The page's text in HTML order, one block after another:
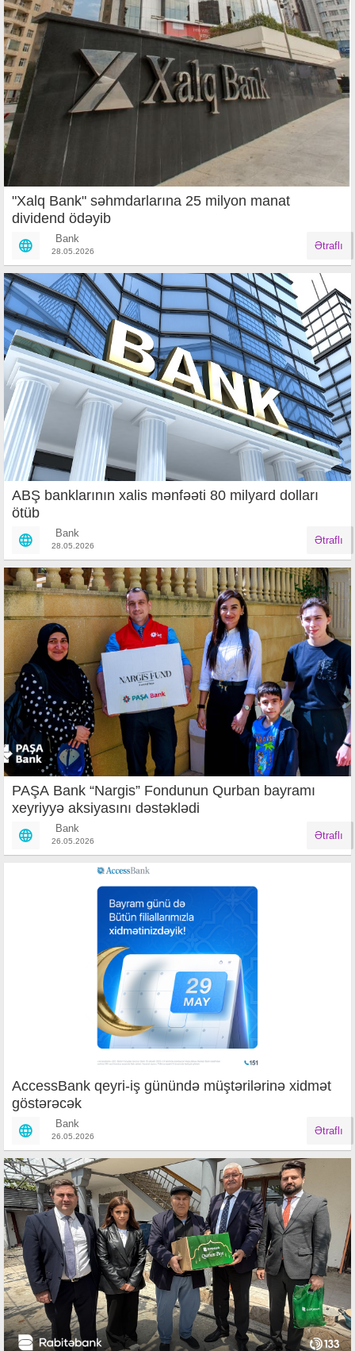
"Xalq Bank" səhmdarlarına 25 milyon manat
dividend ödəyib
Bank
28.05.2026 Ətraflı
ABŞ banklarının xalis mənfəəti 80 milyard dolları
ötüb
Bank
28.05.2026 Ətraflı
PAŞA Bank “Nargis” Fondunun Qurban bayramı
xeyriyyə aksiyasını dəstəklədi
Bank
26.05.2026 Ətraflı
AccessBank qeyri-iş günündə müştərilərinə xidmət
göstərəcək
Bank
26.05.2026 Ətraflı